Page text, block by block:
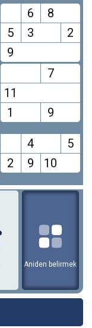
6
8
5
3
2
9
7
11
1
9
4
5
2
9 10
12
Aniden belirmek